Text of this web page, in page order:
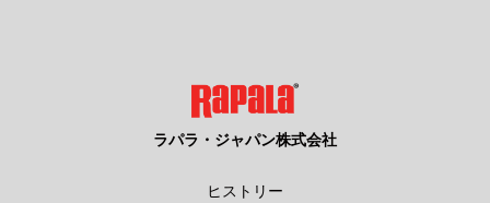
ラパラ・ジャパン株式会社
ヒストリー